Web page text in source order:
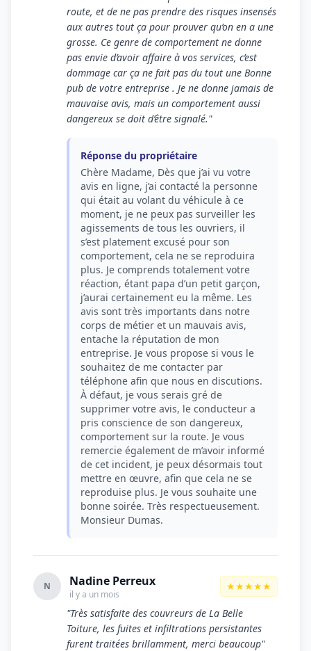
route, et de ne pas prendre des risques insensés
aux autres tout ça pour prouver qu’on en a une
grosse. Ce genre de comportement ne donne
pas envie d’avoir affaire à vos services, c’est
dommage car ça ne fait pas du tout une Bonne
pub de votre entreprise . Je ne donne jamais de
mauvaise avis, mais un comportement aussi
dangereux se doit d’être signalé."
Réponse du propriétaire
Chère Madame, Dès que j’ai vu votre
avis en ligne, j’ai contacté la personne
qui était au volant du véhicule à ce
moment, je ne peux pas surveiller les
agissements de tous les ouvriers, il
s’est platement excusé pour son
comportement, cela ne se reproduira
plus. Je comprends totalement votre
réaction, étant papa d’un petit garçon,
j’aurai certainement eu la même. Les
avis sont très importants dans notre
corps de métier et un mauvais avis,
entache la réputation de mon
entreprise. Je vous propose si vous le
souhaitez de me contacter par
téléphone afin que nous en discutions.
À défaut, je vous serais gré de
supprimer votre avis, le conducteur a
pris conscience de son dangereux,
comportement sur la route. Je vous
remercie également de m’avoir informé
de cet incident, je peux désormais tout
mettre en œuvre, afin que cela ne se
reproduise plus. Je vous souhaite une
bonne soirée. Très respectueusement.
Monsieur Dumas.
N Nadine Perreux
il y a un mois
★★★★★
"Très satisfaite des couvreurs de La Belle
Toiture, les fuites et infiltrations persistantes
furent traitées brillamment, merci beaucoup"